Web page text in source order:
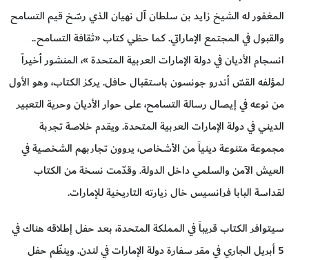
المغفور له الشيخ زايد بن سلطان آل نهيان الذي رسّخ قيم التسامح
والقبول في المجتمع الإماراتي. كما حظي كتاب «ثقافة التسامح..
انسجام الأديان في دولة الإمارات العربية المتحدة »، المنشور أخيراً
لمؤلفه القسّ أندرو جونسون باستقبال حافل. يركز الكتاب، وهو الأول
من نوعه في إيصال رسالة التسامح، على حوار الأديان وحرية التعبير
الديني في دولة الإمارات العربية المتحدة. ويقدم خلاصة تجربة
مجموعة متنوعة دينياً من الأشخاص، يروون تجاربهم الشخصية في
العيش الآمن والسلمي داخل الدولة. وقدّمت نسخة من الكتاب
لقداسة البابا فرانسيس خال زيارته التاريخية للإمارات.
سيتوافر الكتاب قريباً في المملكة المتحدة، بعد حفل إطلاقه هناك في
5 أبريل الجاري في مقر سفارة دولة الإمارات في لندن. وينظّم حفل